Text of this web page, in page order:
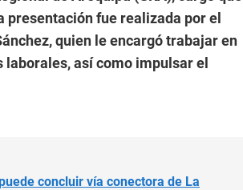
presentación fue realizada por el
quien le encargó trabajar en
así como impulsar el
concluir vía conectora de La